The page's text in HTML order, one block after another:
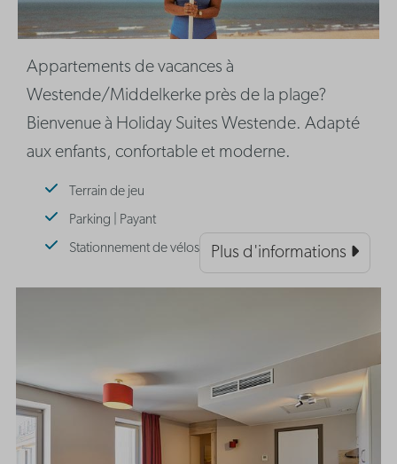
Appartements de vacances à
Westende/Middelkerke près de la plage?
Bienvenue à Holiday Suites Westende. Adapté
aux enfants, confortable et moderne.
Terrain de jeu
Parking | Payant
Stationnement de vélos
Plus d'informations